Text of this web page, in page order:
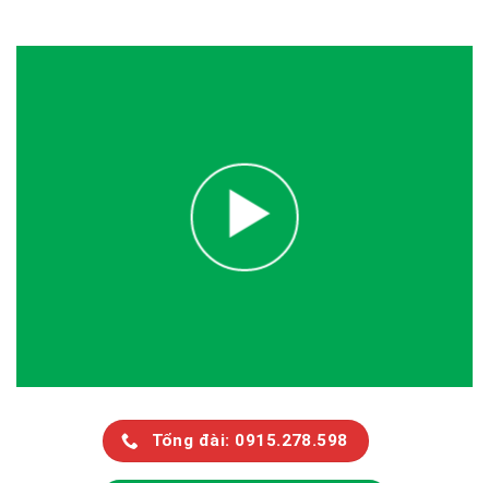
Tổng đài: 0915.278.598